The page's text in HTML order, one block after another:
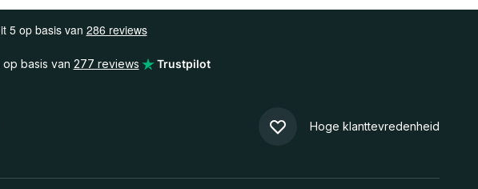
op basis van 277 reviews Trustpilot
Hoge klanttevredenheid